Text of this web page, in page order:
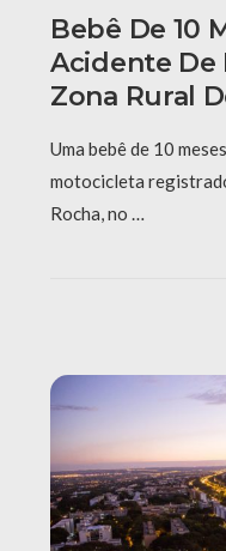
Bebê De 10
Acidente De
Zona Rural
Uma bebê de 10
motocicleta
Rocha, no …